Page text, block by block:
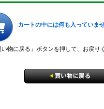
カートの中には何も入っていませ
物に戻る」ボタンを押して、お戻り